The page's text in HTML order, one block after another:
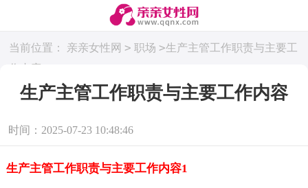
当前位置： 亲亲女性网 > 职场 >生产主管工作职责与主要工
作内容
生产主管工作职责与主要工作内容
时间：2025-07-23 10:48:46
生产主管工作职责与主要工作内容1